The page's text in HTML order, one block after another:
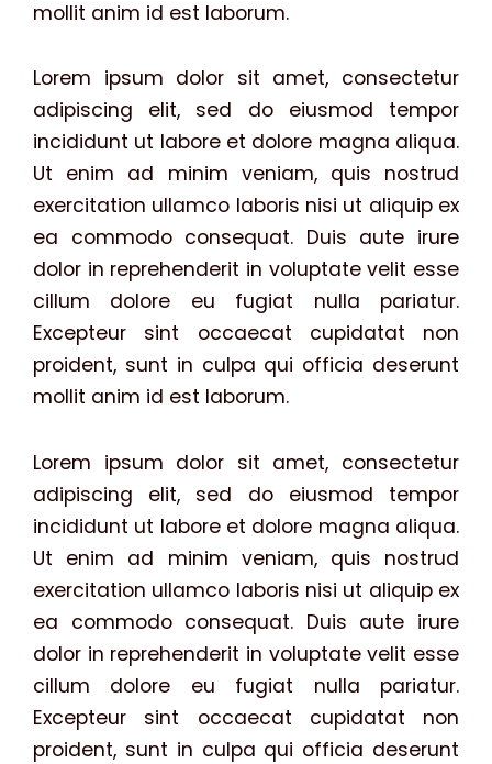
mollit anim id est laborum.
Lorem ipsum dolor sit amet, consectetur
adipiscing elit, sed do eiusmod tempor
incididunt ut labore et dolore magna aliqua.
Ut enim ad minim veniam, quis nostrud
exercitation ullamco laboris nisi ut aliquip ex
ea commodo consequat. Duis aute irure
dolor in reprehenderit in voluptate velit esse
cillum dolore eu fugiat nulla pariatur.
Excepteur sint occaecat cupidatat non
proident, sunt in culpa qui officia deserunt
mollit anim id est laborum.
Lorem ipsum dolor sit amet, consectetur
adipiscing elit, sed do eiusmod tempor
incididunt ut labore et dolore magna aliqua.
Ut enim ad minim veniam, quis nostrud
exercitation ullamco laboris nisi ut aliquip ex
ea commodo consequat. Duis aute irure
dolor in reprehenderit in voluptate velit esse
cillum dolore eu fugiat nulla pariatur.
Excepteur sint occaecat cupidatat non
proident, sunt in culpa qui officia deserunt